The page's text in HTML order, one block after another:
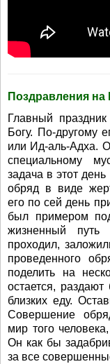
Поздравления
Главный
Богу. По-другому
или Ид-аль-Адха.
специальному
задача в этот
обряд в виде
его по сей день
был примером
жизненный
проходил,
проведенного
поделить на
остается,
близких еду.
Совершение
мир того
Он как бы
за все